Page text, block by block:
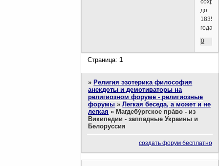
до
1835
года.
0
Страница:1
»Религия эзотерика философия
анекдоты и демотиваторы на
религиозном форуме - религиозные
форумы »Легкая беседа, а может и не
легкая »Магдебу́ргское пра́во - из
Википедии - заппадные Украины и
Белоруссия
создать форум бесплатно